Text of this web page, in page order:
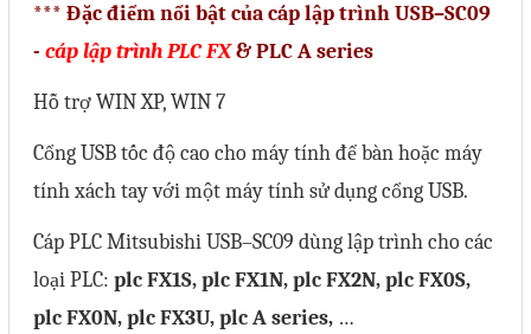
*** Đặc điểm nổi bật của cáp lập trình USB–SC09
- cáp lập trình PLC FX& PLC A series
Hỗ trợ WIN XP, WIN 7
Cổng USB tốc độ cao cho máy tính để bàn hoặc máy
tính xách tay với một máy tính sử dụng cổng USB.
Cáp PLC Mitsubishi USB–SC09 dùng lập trình cho các
loại PLC: plc FX1S, plc FX1N, plc FX2N, plc FX0S,
plc FX0N, plc FX3U, plc A series, …
truyền và lưu trữ dữ liệu
Thiết bị điều khiển và giám
sát
Thiết bị cảnh báo
Thiết bị đo lường - Cảm biến
Bộ đếm - Bộ hẹn giờ
Đồng hồ đo đa năng